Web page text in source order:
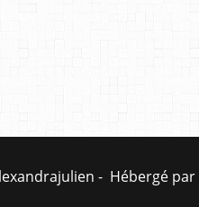
- Hébergé par